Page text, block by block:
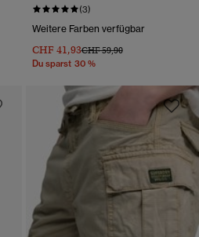
(3)
Weitere Farben verfügbar
CHF 41,93Preis wurde reduziert von
CHF 59,90bis
Du sparst 30 %